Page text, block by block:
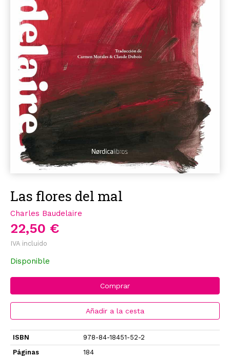
Las flores del mal
Charles Baudelaire
22,50 €
IVA incluido
Disponible
Comprar
Añadir a la cesta
ISBN
978-84-18451-52-2
Páginas
184